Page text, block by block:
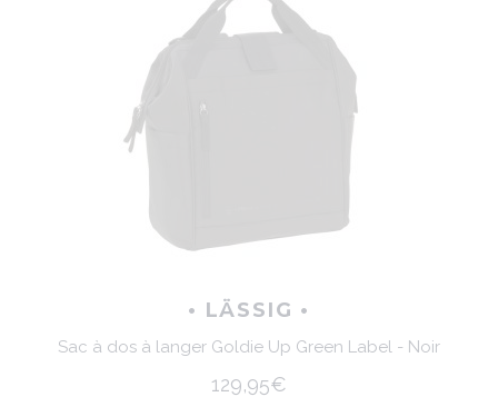
• LÄSSIG •
Sac à dos à langer Goldie Up Green Label - Noir
129,95€